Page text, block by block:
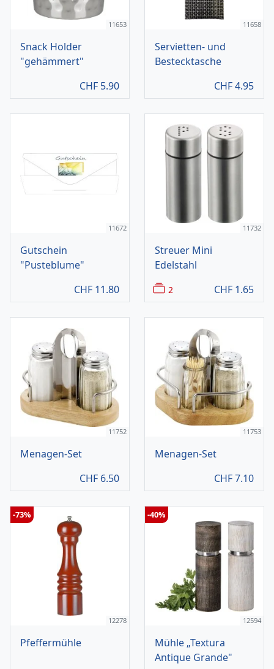
11653
Snack Holder
"gehämmert"
CHF 5.90
11658
Servietten- und
Bestecktasche
CHF4.95
11672
Gutschein
"Pusteblume"
CHF 11.80
11732
Streuer Mini
Edelstahl
2 CHF 1.65
11752
Menagen-Set
CHF 6.50
11753
Menagen-Set
CHF7.10
12278
Pfeffermühle
-73%
12594
Mühle „Textura
Antique Grande"
-40%